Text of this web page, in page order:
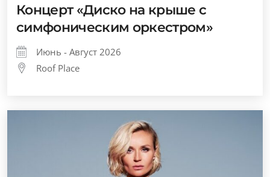
Концерт «Диско на крыше с
симфоническим оркестром»
Июнь - Август 2026
Roof Place